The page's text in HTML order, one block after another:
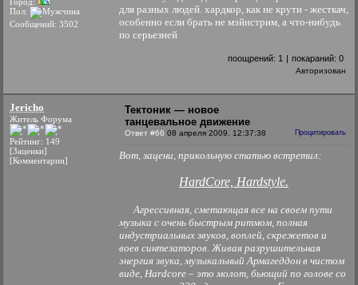
Пол:
Сообщений: 3502
для разных людей. хардкор, как не крути - жесткач,
особенно если брать не мэйнстрим, а что-нибудь
по серьезней
поощрений: 1 | покараний: 0
Авторизован
Jericho
Житель Форума
Рейтинг: 149
[Заценки]
[Комментарии]
Тектоник — новое
танцевальное движение
Ответ #66 08 апреля 2009, 12:37:38 Процитировать
Вот, зацени, прикольную статью встретил:
HardCore, Hardstyle.
Агрессивная, сметающая все на своем пути
музыка с очень быстрым ритмом, полная
индустриальных звуков, воплей, скрежетов и
воев синтезаторов. Живая разрушительная
энергия звука, музыкальный Армагеддон в чистом
виде, Hardcore – это молот, бьющий по голове со